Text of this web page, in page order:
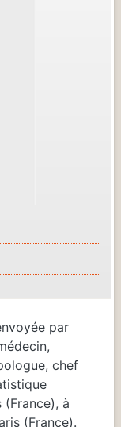
par
chef
(France), à
(France).